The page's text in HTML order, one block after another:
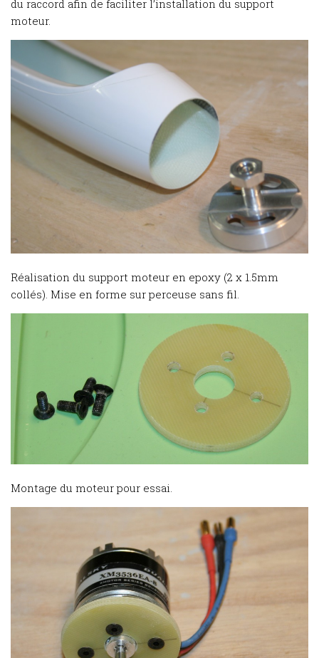
du raccord afin de faciliter l’installation du support
moteur.
Réalisation du support moteur en epoxy (2 x 1.5mm
collés). Mise en forme sur perceuse sans fil.
Montage du moteur pour essai.